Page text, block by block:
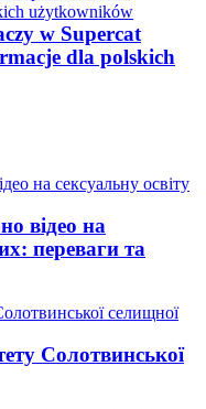
w Supercat
dla polskich
відео на
переваги та
Солотвинської